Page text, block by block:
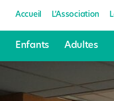
Accueil L’Association
Enfants Adultes